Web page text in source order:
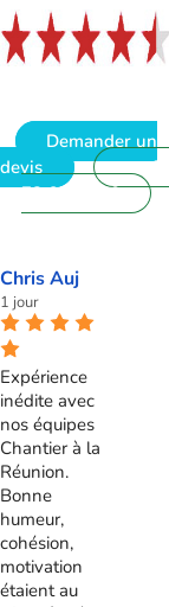
Demander un
devis
09
72 62 28 60
Chris Auj
1 jour
Expérience
inédite avec
nos équipes
Chantier à la
Réunion.
Bonne
humeur,
cohésion,
motivation
étaient au